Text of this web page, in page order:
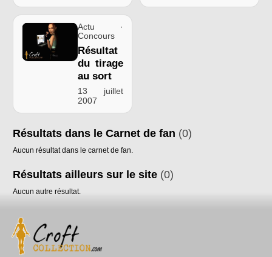
Actu ·
Concours
Résultat
du tirage
au sort
13 juillet
2007
Résultats dans le Carnet de fan (0)
Aucun résultat dans le carnet de fan.
Résultats ailleurs sur le site (0)
Aucun autre résultat.